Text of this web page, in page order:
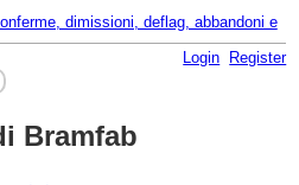
dimissioni, deflag, abbandoni e
Login
Register
Bramfab